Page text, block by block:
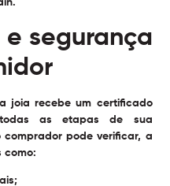
e segurança
joia recebe um certificado
as etapas de sua
pode verificar, a
como: